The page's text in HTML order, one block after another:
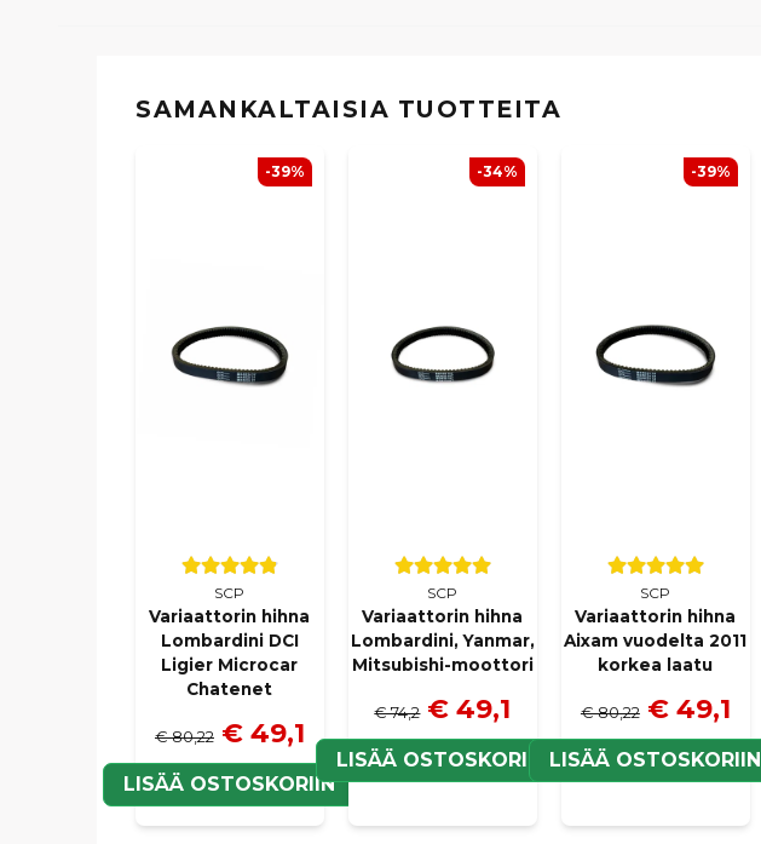
SAMANKALTAISIA ​​TUOTTEITA
SCP
Variaattorin hihna
Lombardini DCI
Ligier Microcar
Chatenet
€ 80,22 € 49,1
LISÄÄ OSTOSKORIIN
-39%
SCP
Variaattorin hihna
Lombardini, Yanmar,
Mitsubishi-moottori
€ 74,2 € 49,1
LISÄÄ OSTOSKORIIN
-34%
SCP
Variaattorin hihna
Aixam vuodelta 2011
korkea laatu
€ 80,22 € 49,1
LISÄÄ OSTOSKORIIN
-39%